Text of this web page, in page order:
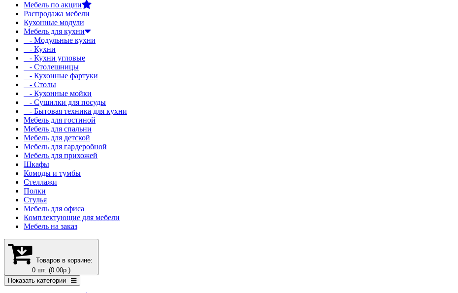
Мебель по акции
Распродажа мебели
Кухонные модули
Мебель для кухни
- Модульные кухни
- Кухни
- Кухни угловые
- Столешницы
- Кухонные фартуки
- Столы
- Кухонные мойки
- Сушилки для посуды
- Бытовая техника для кухни
Мебель для гостиной
Мебель для спальни
Мебель для детской
Мебель для гардеробной
Мебель для прихожей
Шкафы
Комоды и тумбы
Стеллажи
Полки
Стулья
Мебель для офиса
Комплектующие для мебели
Мебель на заказ
Товаров в корзине:
0 шт. (0.00р.)
Показать категории